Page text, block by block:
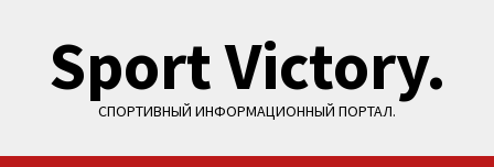
содержимому
Sport Victory.
СПОРТИВНЫЙ ИНФОРМАЦИОННЫЙ ПОРТАЛ.